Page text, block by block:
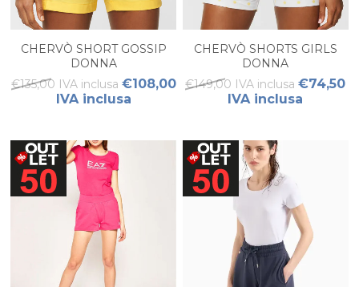
CHERVÒ SHORT GOSSIP
DONNA
€135,00 IVA inclusa €108,00
IVA inclusa
CHERVÒ SHORTS GIRLS
DONNA
€149,00 IVA inclusa €74,50
IVA inclusa